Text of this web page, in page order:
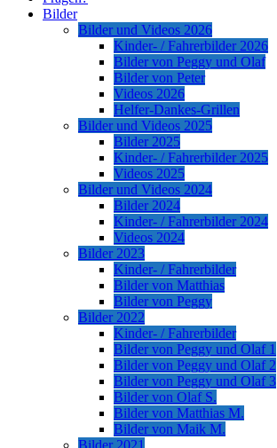
Bilder
Bilder und Videos 2026
Kinder- / Fahrerbilder 2026
Bilder von Peggy und Olaf
Bilder von Peter
Videos 2026
Helfer-Dankes-Grillen
Bilder und Videos 2025
Bilder 2025
Kinder- / Fahrerbilder 2025
Videos 2025
Bilder und Videos 2024
Bilder 2024
Kinder- / Fahrerbilder 2024
Videos 2024
Bilder 2023
Kinder- / Fahrerbilder
Bilder von Matthias
Bilder von Peggy
Bilder 2022
Kinder- / Fahrerbilder
Bilder von Peggy und Olaf 1
Bilder von Peggy und Olaf 2
Bilder von Peggy und Olaf 3
Bilder von Olaf S.
Bilder von Matthias M.
Bilder von Maik M.